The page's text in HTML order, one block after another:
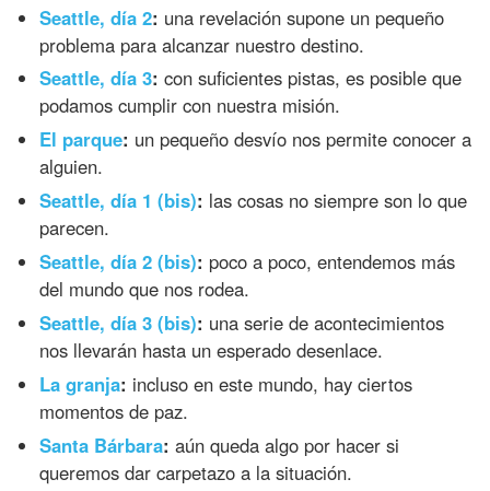
Seattle, día 2: una revelación supone un pequeño
problema para alcanzar nuestro destino.
Seattle, día 3: con suficientes pistas, es posible que
podamos cumplir con nuestra misión.
El parque: un pequeño desvío nos permite conocer a
alguien.
Seattle, día 1 (bis): las cosas no siempre son lo que
parecen.
Seattle, día 2 (bis): poco a poco, entendemos más
del mundo que nos rodea.
Seattle, día 3 (bis): una serie de acontecimientos
nos llevarán hasta un esperado desenlace.
La granja: incluso en este mundo, hay ciertos
momentos de paz.
Santa Bárbara: aún queda algo por hacer si
queremos dar carpetazo a la situación.